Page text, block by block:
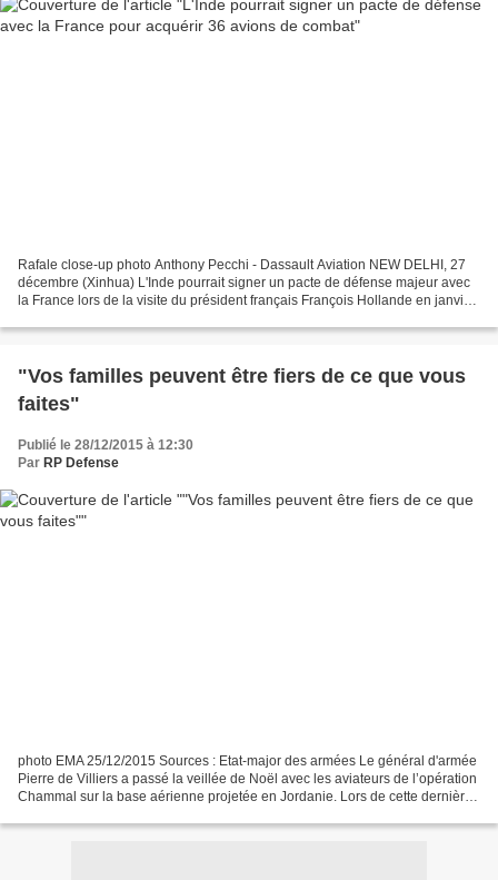
Rafale close-up photo Anthony Pecchi - Dassault Aviation NEW DELHI, 27
décembre (Xinhua) L'Inde pourrait signer un pacte de défense majeur avec
la France lors de la visite du président français François Hollande en janvier
"Vos familles peuvent être fiers de ce que vous
faites"
Publié le 28/12/2015 à 12:30
Par RP Defense
photo EMA 25/12/2015 Sources : Etat-major des armées Le général d'armée
Pierre de Villiers a passé la veillée de Noël avec les aviateurs de l’opération
Chammal sur la base aérienne projetée en Jordanie. Lors de cette dernière